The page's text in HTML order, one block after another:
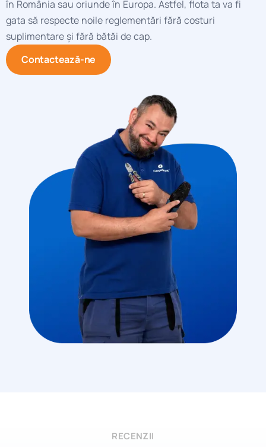
în România sau oriunde în Europa. Astfel, flota ta va fi
gata să respecte noile reglementări fără costuri
suplimentare și fără bătăi de cap.
Contactează-ne
RECENZII